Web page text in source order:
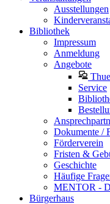
Ausstellungen
Bibliothek
Impressum
Anmeldung
Angebote
Service
Dokumente /
Förderverein
Fristen &
Geschichte
Häufige
MENTOR -
Bürgerhaus